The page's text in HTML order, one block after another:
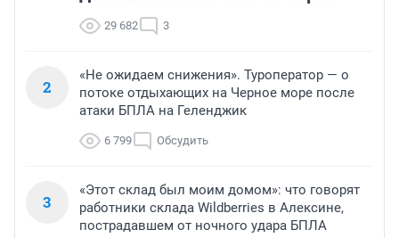
29 682 3
2
«Не ожидаем снижения». Туроператор — о
потоке отдыхающих на Черное море после
атаки БПЛА на Геленджик
6 799 Обсудить
3
«Этот склад был моим домом»: что говорят
работники склада Wildberries в Алексине,
пострадавшем от ночного удара БПЛА